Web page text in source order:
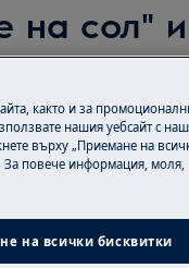
сол"
както и за
нашия уебсайт с
върху „Приемане на
За повече информация, моля,
на всички бисквитки